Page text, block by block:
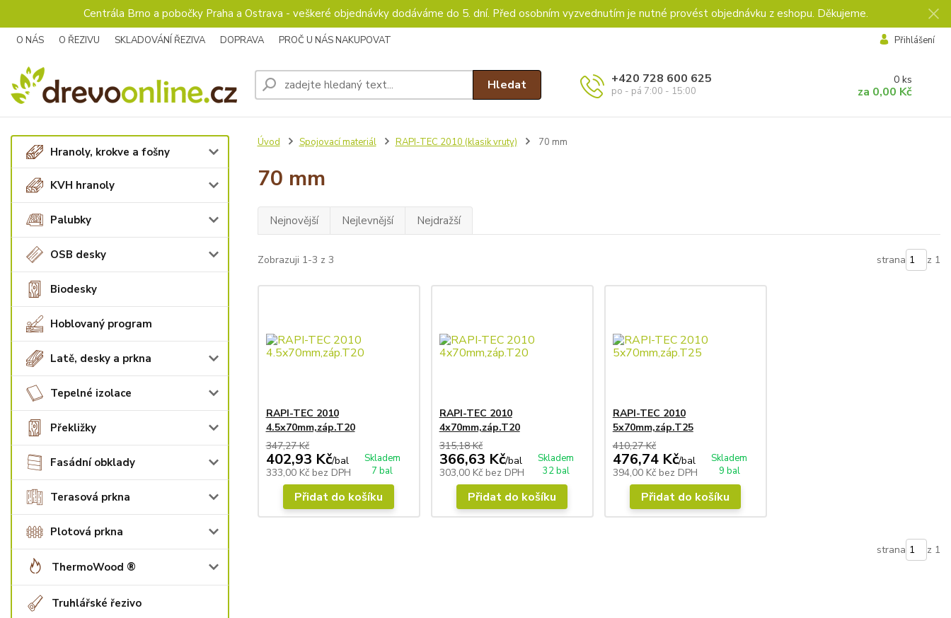
Centrála Brno a pobočky Praha a Ostrava - veškeré objednávky dodáváme do 5. dní. Před osobním vyzvednutím je nutné provést objednávku z eshopu. Děkujeme.
O NÁS O ŘEZIVU SKLADOVÁNÍ ŘEZIVA DOPRAVA PROČ U NÁS NAKUPOVAT Přihlášení
Hledat +420 728 600 625
po - pá 7:00 - 15:00
0 ks
za 0,00 Kč
Hranoly, krokve a fošny
KVH hranoly
Palubky
OSB desky
Biodesky
Hoblovaný program
Latě, desky a prkna
Tepelné izolace
Překližky
Fasádní obklady
Terasová prkna
Plotová prkna
ThermoWood ®
Truhlářské řezivo
Úvod Spojovací materiál RAPI-TEC 2010 (klasik vruty) 70 mm
70 mm
Nejnovější Nejlevnější Nejdražší
Zobrazuji 1-3 z 3 strana z 1
RAPI-TEC 2010
4.5x70mm,záp.T20
347,27 Kč
402,93 Kč/bal
333,00 Kč bez DPH
Skladem
7 bal
Přidat do košíku
RAPI-TEC 2010
4x70mm,záp.T20
315,18 Kč
366,63 Kč/bal
303,00 Kč bez DPH
Skladem
32 bal
Přidat do košíku
RAPI-TEC 2010
5x70mm,záp.T25
410,27 Kč
476,74 Kč/bal
394,00 Kč bez DPH
Skladem
9 bal
Přidat do košíku
strana z 1